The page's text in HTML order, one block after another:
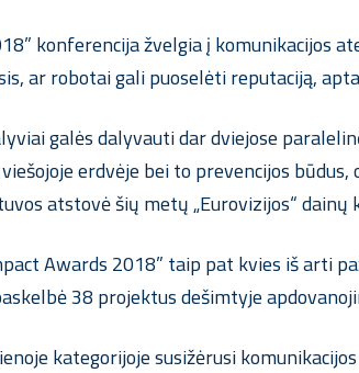
konferencija žvelgia į komunikacijos
ar robotai gali puoselėti reputaciją,
galės dalyvauti dar dviejose
erdvėje bei to prevencijos
atstovė šių metų „Eurovizijos“
Awards 2018” taip pat kvies iš arti
38 projektus dešimtyje
kategorijoje susižėrusi